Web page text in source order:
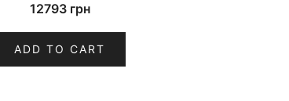
12793 грн
ADD TO CART